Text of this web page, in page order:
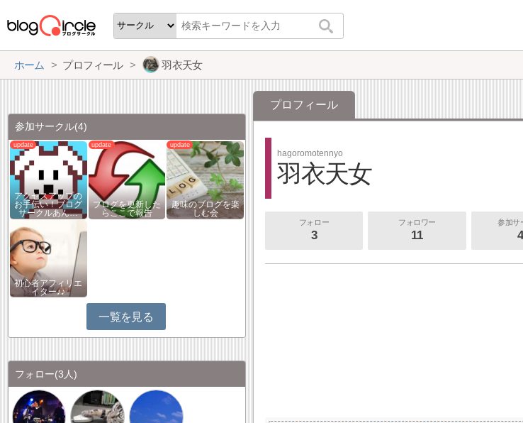
ホーム プロフィール 羽衣天女
プロフィール
hagoromotennyo
羽衣天女
フォロー
3
フォロワー
11
参加サ
4
参加サークル(4)
アクセスアップの
お手伝い！ブログ
サークルあん…
ブログを更新した
らここで報告
趣味のブログを楽
しむ会
初心者アフィリエ
イター♪♪
一覧を見る
フォロー(3人)